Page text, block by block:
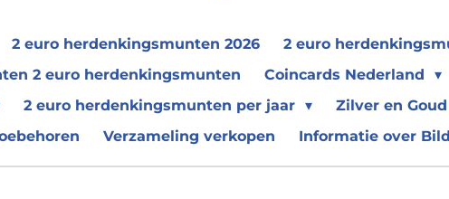
2 euro herdenkingsmunten 2026 2 euro
2 euro herdenkingsmunten
Coincards Nederland
2 euro herdenkingsmunten per jaar Zilver en Goud
Verzameling verkopen Informatie over